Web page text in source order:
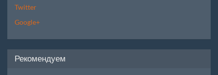
Twitter
Google+
Рекомендуем